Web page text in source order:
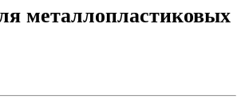
металлопластиковых